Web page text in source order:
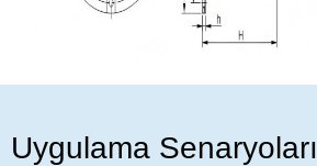
Uygulama Senaryoları